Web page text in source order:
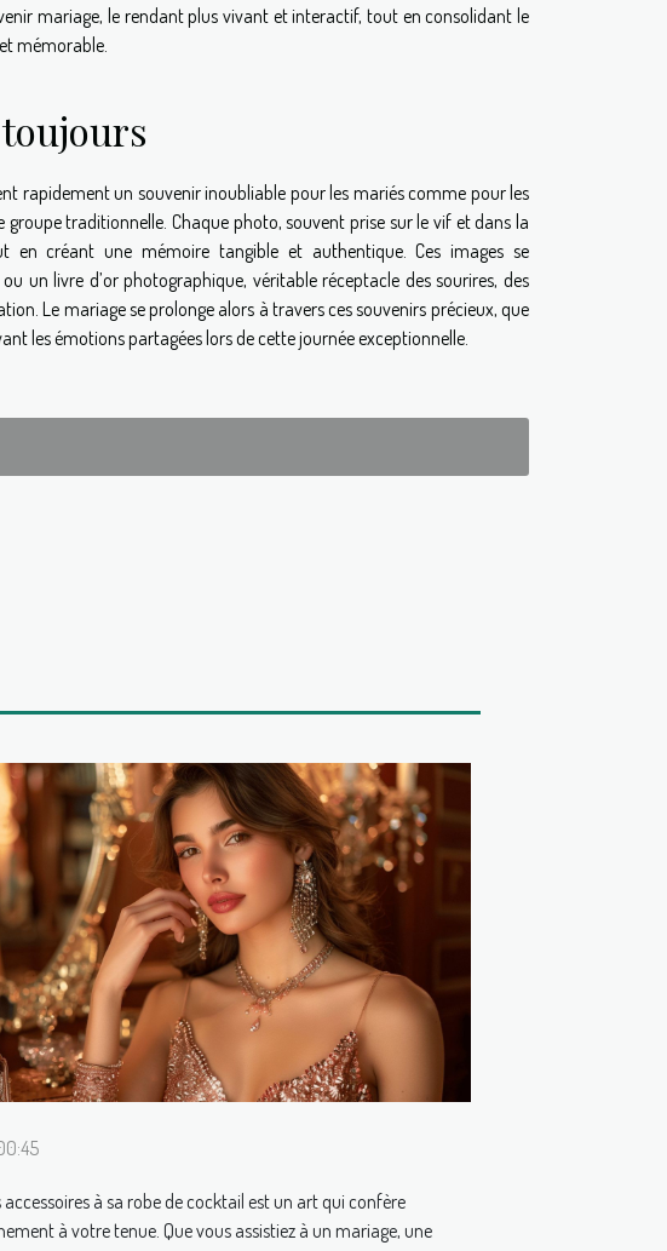
mariage, le rendant plus vivant et interactif, tout en consolidant le
mémorable.
rapidement un souvenir inoubliable pour les mariés comme pour les
traditionnelle. Chaque photo, souvent prise sur le vif et dans la
créant une mémoire tangible et authentique. Ces images se
un livre d’or photographique, véritable réceptacle des sourires, des
Le mariage se prolonge alors à travers ces souvenirs précieux, que
les émotions partagées lors de cette journée exceptionnelle.
à sa robe de cocktail est un art qui confère
à votre tenue. Que vous assistiez à un mariage, une